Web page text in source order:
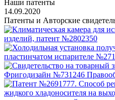
Наши патенты
14.09.2020
Патенты и Авторские